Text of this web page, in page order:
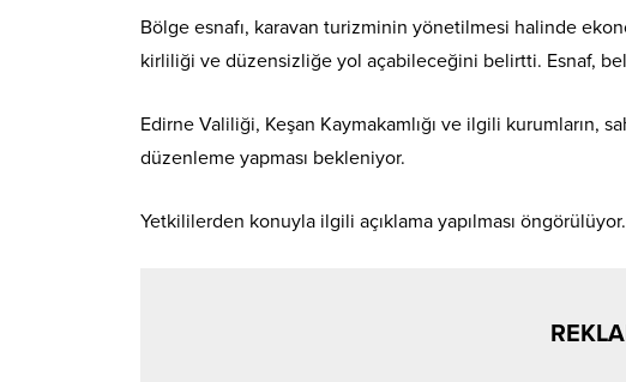
Bölge esnafı, karavan turizminin yönetilmesi halinde
kirliliği ve düzensizliğe yol açabileceğini belirtti. Esnaf,
Edirne Valiliği, Keşan Kaymakamlığı ve ilgili kurumların,
düzenleme yapması bekleniyor.
Yetkililerden konuyla ilgili açıklama yapılması öngörülüyor.